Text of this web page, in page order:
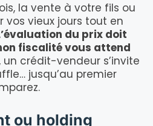
la vente à votre fils ou
vos vieux jours tout en
du prix doit
fiscalité vous attend
un crédit-vendeur s’invite
jusqu’au premier
ou holding